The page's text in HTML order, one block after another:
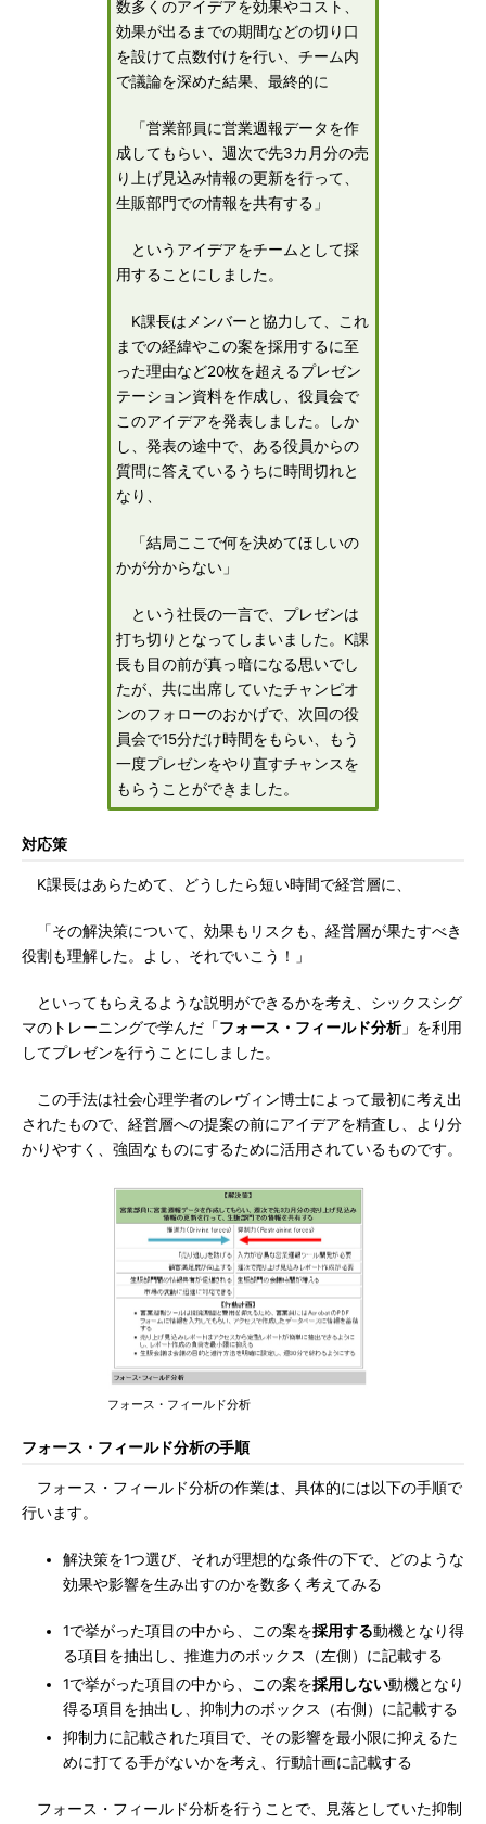
数多くのアイデアを効果やコスト、
効果が出るまでの期間などの切り口
を設けて点数付けを行い、チーム内
で議論を深めた結果、最終的に
「営業部員に営業週報データを作
成してもらい、週次で先3カ月分の売
り上げ見込み情報の更新を行って、
生販部門での情報を共有する」
というアイデアをチームとして採
用することにしました。
K課長はメンバーと協力して、これ
までの経緯やこの案を採用するに至
った理由など20枚を超えるプレゼン
テーション資料を作成し、役員会で
このアイデアを発表しました。しか
し、発表の途中で、ある役員からの
質問に答えているうちに時間切れと
なり、
「結局ここで何を決めてほしいの
かが分からない」
という社長の一言で、プレゼンは
打ち切りとなってしまいました。K課
長も目の前が真っ暗になる思いでし
たが、共に出席していたチャンピオ
ンのフォローのおかげで、次回の役
員会で15分だけ時間をもらい、もう
一度プレゼンをやり直すチャンスを
もらうことができました。
対応策
K課長はあらためて、どうしたら短い時間で経営層に、
「その解決策について、効果もリスクも、経営層が果たすべき
役割も理解した。よし、それでいこう！」
といってもらえるような説明ができるかを考え、シックスシグ
マのトレーニングで学んだ「フォース・フィールド分析」を利用
してプレゼンを行うことにしました。
この手法は社会心理学者のレヴィン博士によって最初に考え出
されたもので、経営層への提案の前にアイデアを精査し、より分
かりやすく、強固なものにするために活用されているものです。
フォース・フィールド分析
フォース・フィールド分析の手順
フォース・フィールド分析の作業は、具体的には以下の手順で
行います。
解決策を1つ選び、それが理想的な条件の下で、どのような
効果や影響を生み出すのかを数多く考えてみる
1で挙がった項目の中から、この案を採用する動機となり得
る項目を抽出し、推進力のボックス（左側）に記載する
1で挙がった項目の中から、この案を採用しない動機となり
得る項目を抽出し、抑制力のボックス（右側）に記載する
抑制力に記載された項目で、その影響を最小限に抑えるた
めに打てる手がないかを考え、行動計画に記載する
フォース・フィールド分析を行うことで、見落としていた抑制